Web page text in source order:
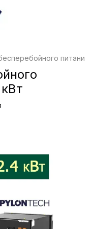
питания